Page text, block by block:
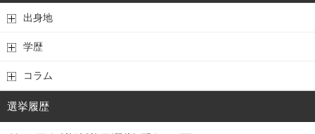
出身地
学歴
コラム
選挙履歴